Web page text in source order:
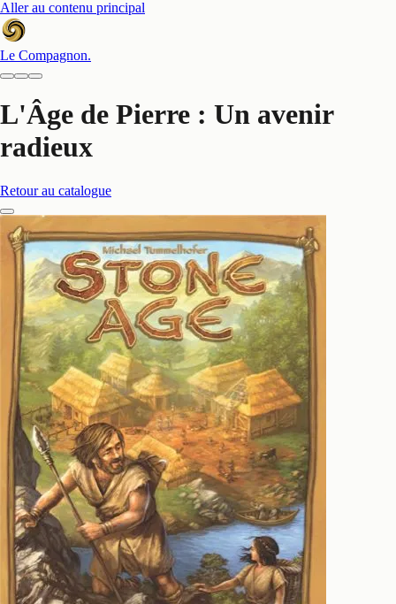
Aller au contenu principal
Le Compagnon.
L'Âge de Pierre : Un avenir
radieux
Retour au catalogue